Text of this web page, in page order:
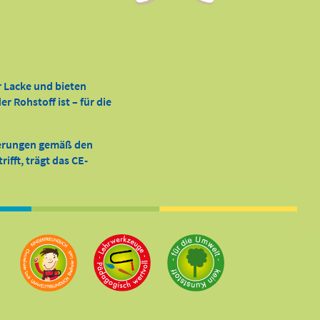
und bieten
Rohstoff ist – für die
gemäß den
trägt das CE-